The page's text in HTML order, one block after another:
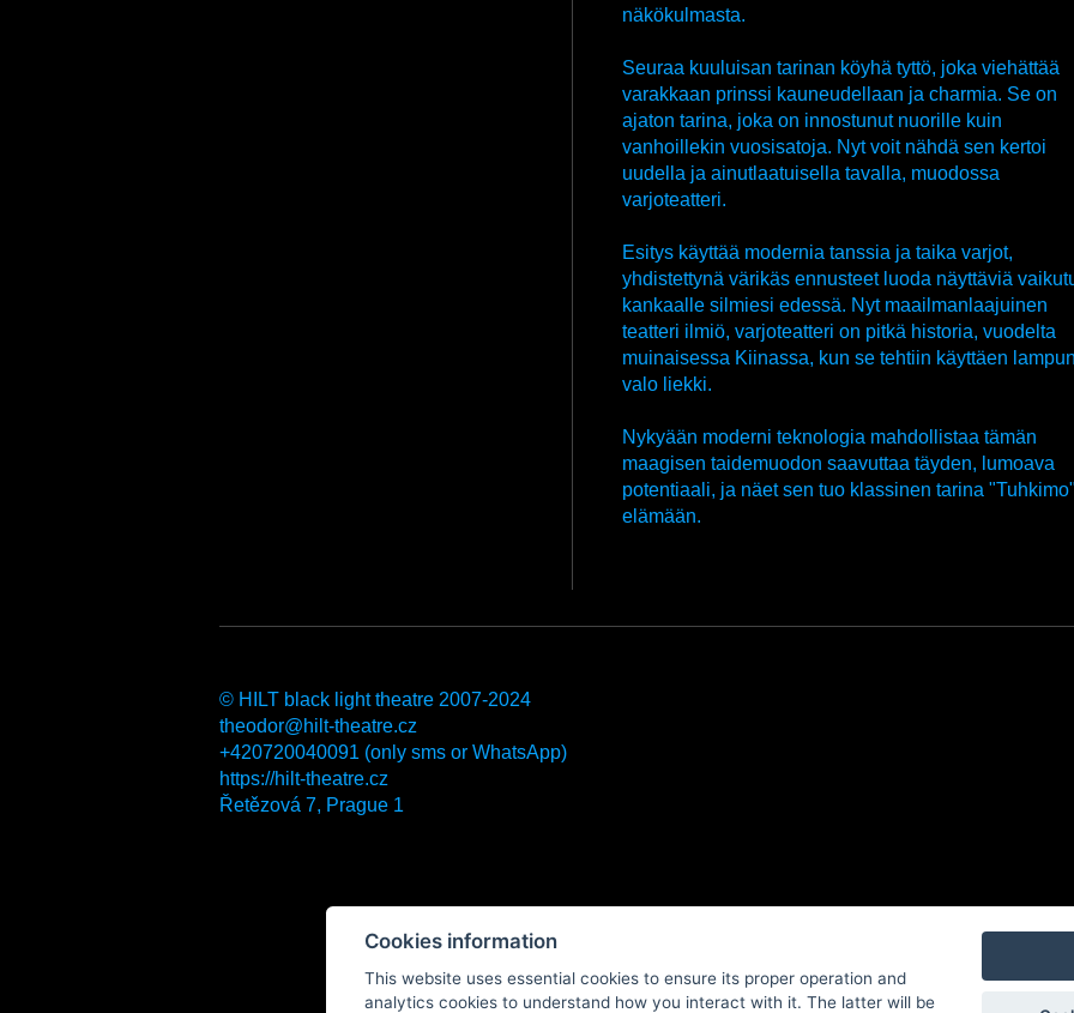
näkökulmasta.
Seuraa kuuluisan tarinan köyhä tyttö, joka viehättää
varakkaan prinssi kauneudellaan ja charmia. Se on
ajaton tarina, joka on innostunut nuorille kuin
vanhoillekin vuosisatoja. Nyt voit nähdä sen kertoi
uudella ja ainutlaatuisella tavalla, muodossa
varjoteatteri.
Esitys käyttää modernia tanssia ja taika varjot,
yhdistettynä värikäs ennusteet luoda näyttäviä
kankaalle silmiesi edessä. Nyt maailmanlaajuinen
teatteri ilmiö, varjoteatteri on pitkä historia, vuodelta
muinaisessa Kiinassa, kun se tehtiin käyttäen
valo liekki.
Nykyään moderni teknologia mahdollistaa tämän
maagisen taidemuodon saavuttaa täyden, lumoava
potentiaali, ja näet sen tuo klassinen tarina
elämään.
© HILT black light theatre 2007-2024
theodor@hilt-theatre.cz
+420720040091 (only sms or WhatsApp)
https://hilt-theatre.cz
Řetězová 7, Prague 1
Cookies information
This website uses essential cookies to ensure its proper operation and
analytics cookies to understand how you interact with it. The latter will be